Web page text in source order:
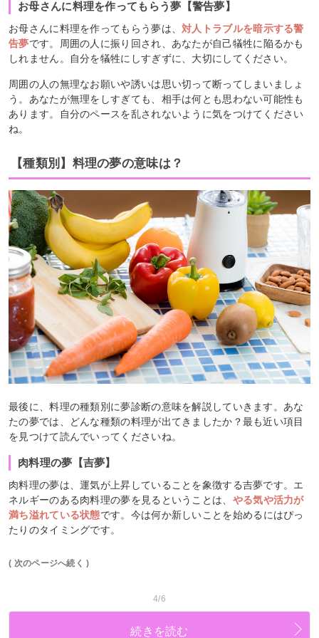
お母さんに料理を作ってもらう夢【警告夢】
お母さんに料理を作ってもらう夢は、対人トラブルを暗示する警
告夢です。周囲の人に振り回され、あなたが自己犠牲に陥るかも
しれません。自分を犠牲にしすぎずに、大切にしてください。
周囲の人の無理なお願いや誘いは思い切って断ってしまいましょ
う。あなたが無理をしすぎても、相手は何とも思わない可能性も
あります。自分のペースを乱されないように気をつけてください
ね。
【種類別】料理の夢の意味は？
最後に、料理の種類別に夢診断の意味を解説していきます。あな
たの夢では、どんな種類の料理が出てきましたか？最も近い項目
を見つけて読んでいってくださいね。
肉料理の夢【吉夢】
肉料理の夢は、運気が上昇していることを象徴する吉夢です。エ
ネルギーのある肉料理の夢を見るということは、 やる気や活力が
満ち溢れている状態です。今は何か新しいことを始めるにはぴっ
たりのタイミングです。
( 次のページへ続く )
4/6
続きを読む